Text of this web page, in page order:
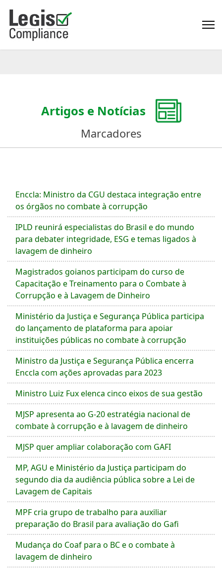
Artigos e Notícias
Marcadores
Enccla: Ministro da CGU destaca integração entre
os órgãos no combate à corrupção
IPLD reunirá especialistas do Brasil e do mundo
para debater integridade, ESG e temas ligados à
lavagem de dinheiro
Magistrados goianos participam do curso de
Capacitação e Treinamento para o Combate à
Corrupção e à Lavagem de Dinheiro
Ministério da Justiça e Segurança Pública participa
do lançamento de plataforma para apoiar
instituições públicas no combate à corrupção
Ministro da Justiça e Segurança Pública encerra
Enccla com ações aprovadas para 2023
Ministro Luiz Fux elenca cinco eixos de sua gestão
MJSP apresenta ao G-20 estratégia nacional de
combate à corrupção e à lavagem de dinheiro
MJSP quer ampliar colaboração com GAFI
MP, AGU e Ministério da Justiça participam do
segundo dia da audiência pública sobre a Lei de
Lavagem de Capitais
MPF cria grupo de trabalho para auxiliar
preparação do Brasil para avaliação do Gafi
Mudança do Coaf para o BC e o combate à
lavagem de dinheiro